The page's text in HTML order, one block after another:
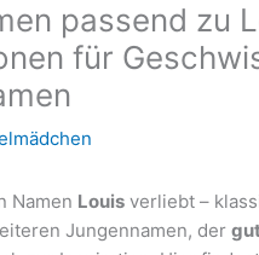
passend zu
für
Namen Louis verliebt –
Jungennamen, der